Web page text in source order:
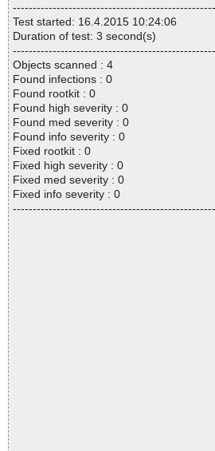
Test started: 16.4.2015 10:24:06
Duration of test: 3 second(s)
Objects scanned : 4
Found infections : 0
Found rootkit : 0
Found high severity : 0
Found med severity : 0
Found info severity : 0
Fixed rootkit : 0
Fixed high severity : 0
Fixed med severity : 0
Fixed info severity : 0